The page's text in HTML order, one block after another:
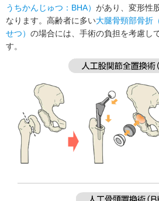
うちかんじゅつ：BHA） があり、変形性
なります。高齢者に多い大腿骨頸部骨折
せつ） の場合には、手術の負担を考慮し
す。